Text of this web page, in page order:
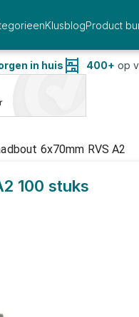
KlusblogProduct
in huis 400+ op
6x70mm RVS A2
100 stuks